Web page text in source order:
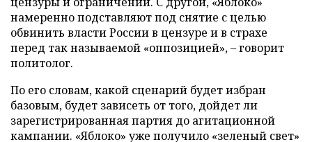
намеренно подставляют под снятие с целью
обвинить власти России в цензуре и в страхе
перед так называемой «оппозицией», – говорит
политолог.
По его словам, какой сценарий будет избран
базовым, будет зависеть от того, дойдет ли
зарегистрированная партия до агитационной
кампании. «Яблоко» уже получило «зеленый свет»